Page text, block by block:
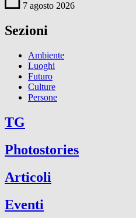
7 agosto 2026
Sezioni
Ambiente
Luoghi
Futuro
Culture
Persone
TG
Photostories
Articoli
Eventi